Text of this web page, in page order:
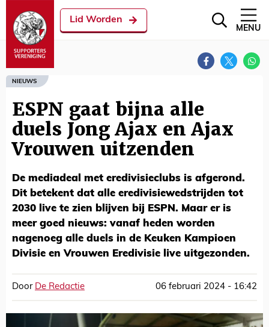
Lid Worden
MENU
NIEUWS
ESPN gaat bijna alle
duels Jong Ajax en Ajax
Vrouwen uitzenden
De mediadeal met eredivisieclubs is afgerond.
Dit betekent dat alle eredivisiewedstrijden tot
2030 live te zien blijven bij ESPN. Maar er is
meer goed nieuws: vanaf heden worden
nagenoeg alle duels in de Keuken Kampioen
Divisie en Vrouwen Eredivisie live uitgezonden.
Door De Redactie 06 februari 2024 - 16:42